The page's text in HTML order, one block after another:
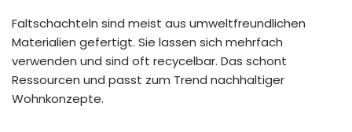
Faltschachteln sind meist aus umweltfreundlichen
Materialien gefertigt. Sie lassen sich mehrfach
verwenden und sind oft recycelbar. Das schont
Ressourcen und passt zum Trend nachhaltiger
Wohnkonzepte.